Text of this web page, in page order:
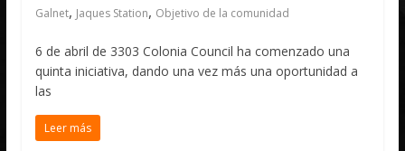
Galnet, Jaques Station, Objetivo de la comunidad
6 de abril de 3303 Colonia Council ha comenzado una
quinta iniciativa, dando una vez más una oportunidad a
las
Leer más